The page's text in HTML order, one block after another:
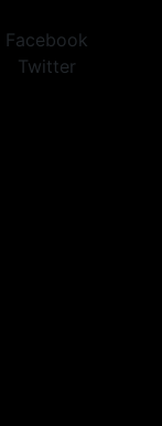
Facebook
Twitter